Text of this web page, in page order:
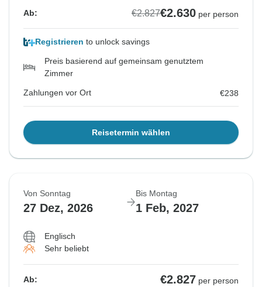
Ab: €2.827€2.630 per person
Registrieren to unlock savings
Preis basierend auf gemeinsam genutztem
Zimmer
Zahlungen vor Ort €238
Reisetermin wählen
Von Sonntag
27 Dez, 2026
Bis Montag
1 Feb, 2027
Englisch
Sehr beliebt
Ab: €2.827 per person